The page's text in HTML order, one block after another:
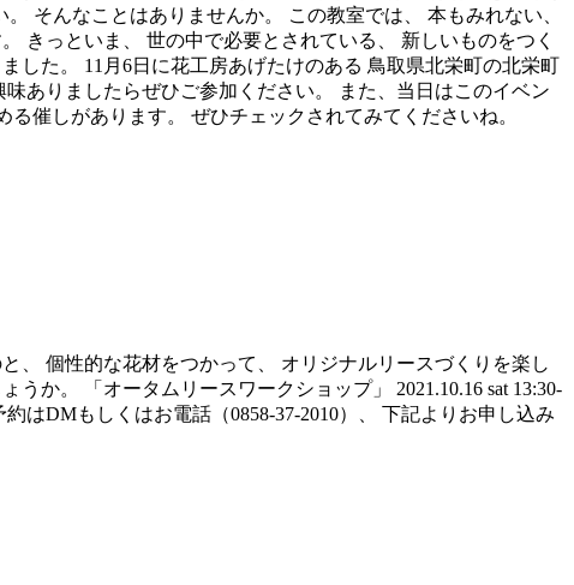
そんなことはありませんか。 この教室では、 本もみれない、
きっといま、 世の中で必要とされている、 新しいものをつく
した。 11月6日に花工房あげたけのある 鳥取県北栄町の北栄町
ありましたらぜひご参加ください。 また、当日はこのイベン
催しがあります。 ぜひチェックされてみてくださいね。
、 個性的な花材をつかって、 オリジナルリースづくりを楽し
か。 「オータムリースワークショップ」 2021.10.16 sat 13:30-
はDMもしくはお電話（0858-37-2010）、 下記よりお申し込み